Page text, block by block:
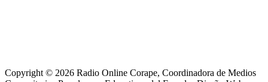
Copyright © 2026 Radio Online Corape, Coordinadora de Medios